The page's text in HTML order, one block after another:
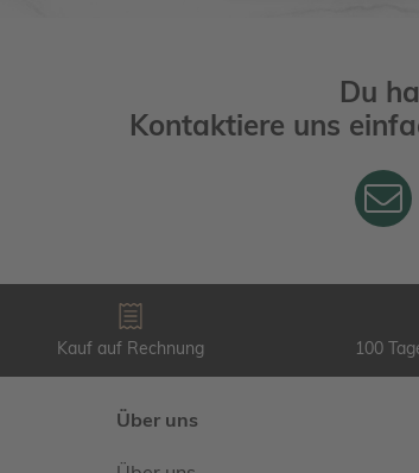
Du
Kontaktiere uns
Kauf auf Rechnung 100
Über uns